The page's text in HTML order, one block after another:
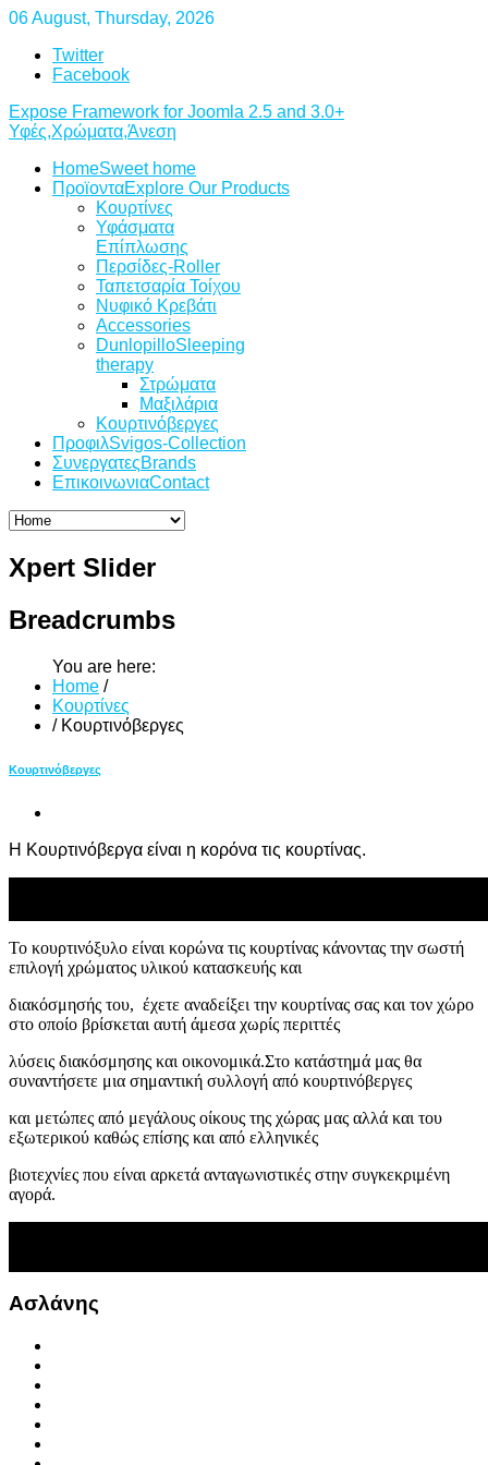
06 August, Thursday, 2026
Twitter
Facebook
Expose Framework for Joomla 2.5 and 3.0+
Υφές,Χρώματα,Άνεση
HomeSweet home
ΠροϊονταExplore Our Products
Κουρτίνες
Υφάσματα
Επίπλωσης
Περσίδες-Roller
Ταπετσαρία Τοίχου
Νυφικό Κρεβάτι
Accessories
DunlopilloSleeping
therapy
Στρώματα
Μαξιλάρια
Κουρτινόβεργες
ΠροφιλSvigos-Collection
ΣυνεργατεςBrands
ΕπικοινωνιαContact
Xpert Slider
Breadcrumbs
You are here:
Home /
Κουρτίνες
/ Κουρτινόβεργες
Κουρτινόβεργες
Η Κουρτινόβεργα είναι η κορόνα τις κουρτίνας.
Το κουρτινόξυλο είναι κορώνα τις κουρτίνας κάνοντας την σωστή
επιλογή χρώματος υλικού κατασκευής και
διακόσμησής του, έχετε αναδείξει την κουρτίνας σας και τον χώρο
στο οποίο βρίσκεται αυτή άμεσα χωρίς περιττές
λύσεις διακόσμησης και οικονομικά.Στο κατάστημά μας θα
συναντήσετε μια σημαντική συλλογή από κουρτινόβεργες
και μετώπες από μεγάλους οίκους της χώρας μας αλλά και του
εξωτερικού καθώς επίσης και από ελληνικές
βιοτεχνίες που είναι αρκετά ανταγωνιστικές στην συγκεκριμένη
αγορά.
Ασλάνης